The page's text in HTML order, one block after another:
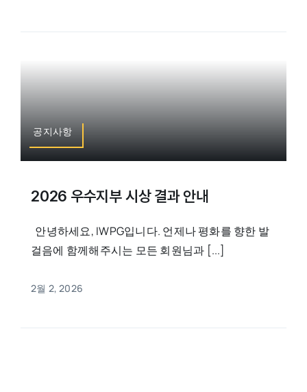
공지사항
2026 우수지부 시상 결과 안내
안녕하세요, IWPG입니다. 언제나 평화를 향한 발
걸음에 함께해주시는 모든 회원님과 [...]
2월 2, 2026